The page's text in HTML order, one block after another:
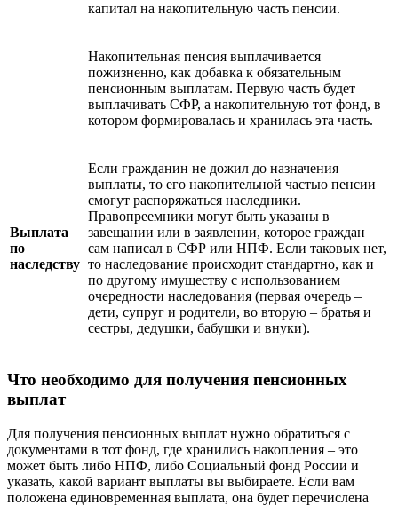
капитал на накопительную часть пенсии.
Накопительная пенсия выплачивается
пожизненно, как добавка к обязательным
пенсионным выплатам. Первую часть будет
выплачивать СФР, а накопительную тот фонд, в
котором формировалась и хранилась эта часть.
Выплата
по
наследству
Если гражданин не дожил до назначения
выплаты, то его накопительной частью пенсии
смогут распоряжаться наследники.
Правопреемники могут быть указаны в
завещании или в заявлении, которое граждан
сам написал в СФР или НПФ. Если таковых нет,
то наследование происходит стандартно, как и
по другому имуществу с использованием
очередности наследования (первая очередь –
дети, супруг и родители, во вторую – братья и
сестры, дедушки, бабушки и внуки).
Что необходимо для получения пенсионных
выплат
Для получения пенсионных выплат нужно обратиться с
документами в тот фонд, где хранились накопления – это
может быть либо НПФ, либо Социальный фонд России и
указать, какой вариант выплаты вы выбираете. Если вам
положена единовременная выплата, она будет перечислена